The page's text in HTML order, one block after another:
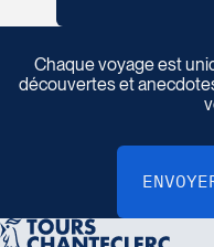
Pa rtagez v
Chaque voyage est
découvertes et